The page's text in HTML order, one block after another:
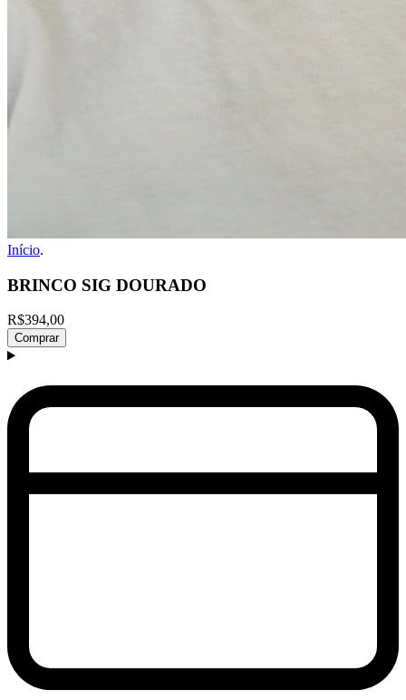
Início.
BRINCO SIG DOURADO
R$394,00
Comprar